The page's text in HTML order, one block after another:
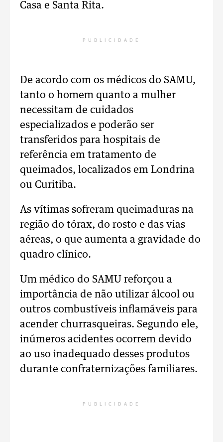
Casa e Santa Rita.
PUBLICIDADE
De acordo com os médicos do SAMU,
tanto o homem quanto a mulher
necessitam de cuidados
especializados e poderão ser
transferidos para hospitais de
referência em tratamento de
queimados, localizados em Londrina
ou Curitiba.
As vítimas sofreram queimaduras na
região do tórax, do rosto e das vias
aéreas, o que aumenta a gravidade do
quadro clínico.
Um médico do SAMU reforçou a
importância de não utilizar álcool ou
outros combustíveis inflamáveis para
acender churrasqueiras. Segundo ele,
inúmeros acidentes ocorrem devido
ao uso inadequado desses produtos
durante confraternizações familiares.
PUBLICIDADE